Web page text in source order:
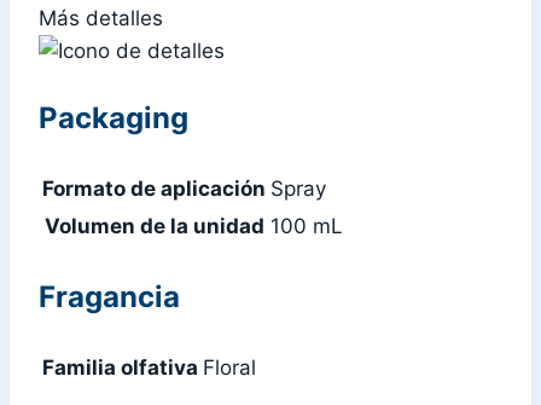
Más detalles
Packaging
Formato de aplicación Spray
Volumen de la unidad 100 mL
Fragancia
Familia olfativa Floral